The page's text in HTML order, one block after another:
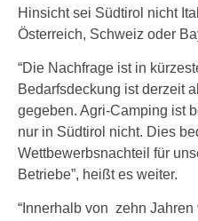
Hinsicht sei Südtirol nicht
Österreich, Schweiz oder
“Die Nachfrage ist in
Bedarfsdeckung ist derzeit
gegeben. Agri-Camping ist
nur in Südtirol nicht. Dies
Wettbewerbsnachteil für
Betriebe”, heißt es weiter.
“Innerhalb von zehn